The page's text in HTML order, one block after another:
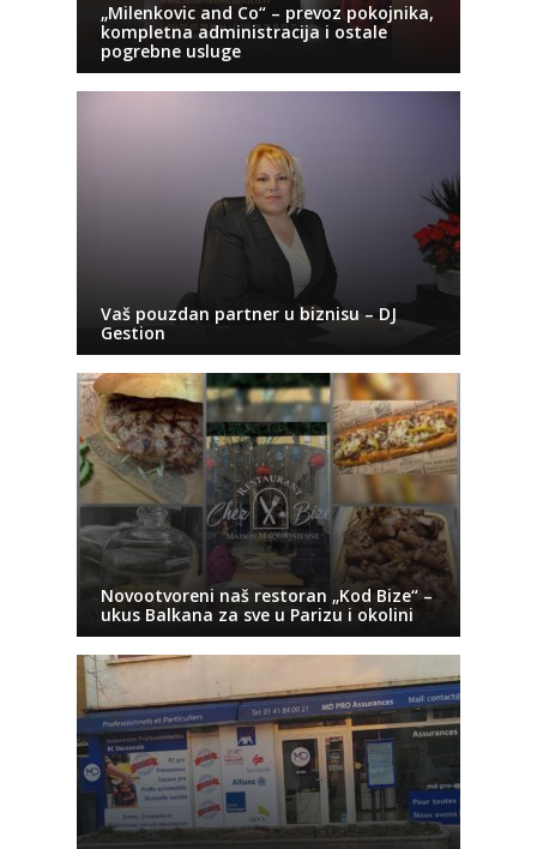
„Milenkovic and Co“ – prevoz pokojnika,
kompletna administracija i ostale
pogrebne usluge
Vaš pouzdan partner u biznisu – DJ
Gestion
Novootvoreni naš restoran „Kod Bize“ –
ukus Balkana za sve u Parizu i okolini